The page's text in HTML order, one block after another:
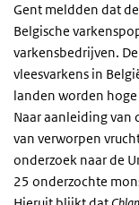
Gent meldden dat
Belgische
varkensbedrijven.
vleesvarkens in
landen worden
Naar aanleiding van
van verworpen
onderzoek naar de
25 onderzochte